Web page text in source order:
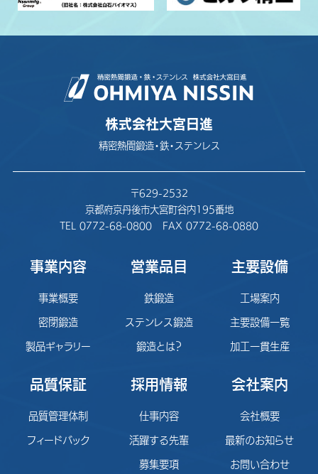
株式会社大宮日進
精密熱間鍛造・鉄・ステンレス
〒629-2532
京都府京丹後市大宮町谷内195番地
TEL 0772-68-0800
FAX 0772-68-0880
事業内容
事業概要
密閉鍛造
製品ギャラリー
営業品目
鉄鍛造
ステンレス鍛造
鍛造とは？
主要設備
工場案内
主要設備一覧
加工一貫生産
品質保証
品質管理体制
フィードバック
採用情報
仕事内容
活躍する先輩
募集要項
会社案内
会社概要
最新のお知らせ
お問い合わせ